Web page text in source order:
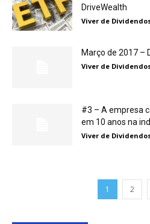
DriveWealth
Viver de
Março de 2017 –
Viver de
#3 – A empresa
em 10 anos na
Viver de
1 2